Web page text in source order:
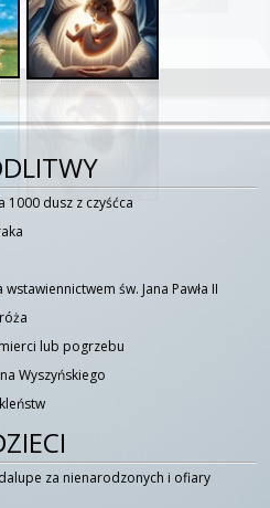
1000 dusz z czyśćca
św. Jana Pawła II
lub pogrzebu
Wyszyńskiego
za nienarodzonych i ofiary